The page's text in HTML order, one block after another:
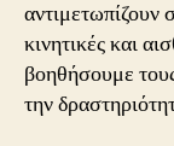
αντιμετωπίζουν
κινητικές και
βοηθήσουμε
την